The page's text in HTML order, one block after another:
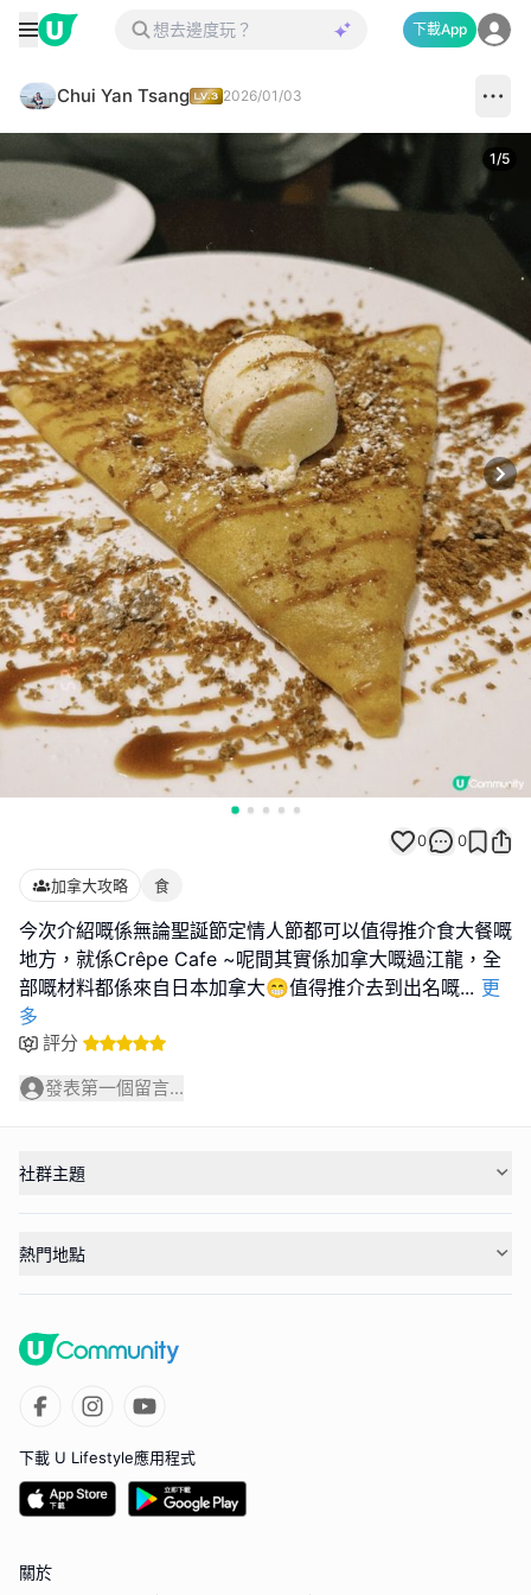
下載App
Chui Yan Tsang 2026/01/03
1/5
0 0
加拿大攻略 食
今次介紹嘅係無論聖誕節定情人節都可以值得推介食大餐嘅
地方，就係Crêpe Cafe ~呢間其實係加拿大嘅過江龍，全
部嘅材料都係來自日本加拿大😁值得推介去到出名嘅... 更
多
評分
發表第一個留言...
社群主題
熱門地點
下載 U Lifestyle應用程式
關於